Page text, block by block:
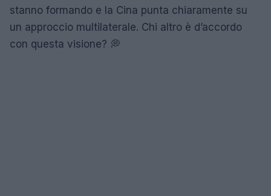
stanno formando e la Cina punta chiaramente su
un approccio multilaterale. Chi altro è d’accordo
con questa visione? 💭